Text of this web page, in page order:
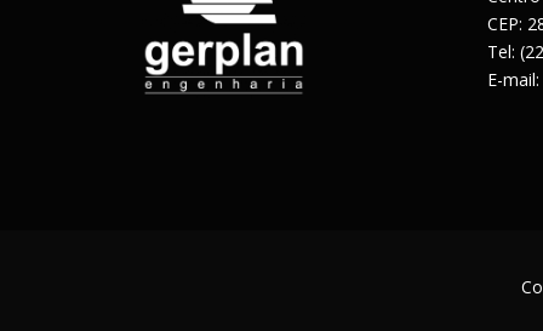
CEP:
Tel:
E-mail: